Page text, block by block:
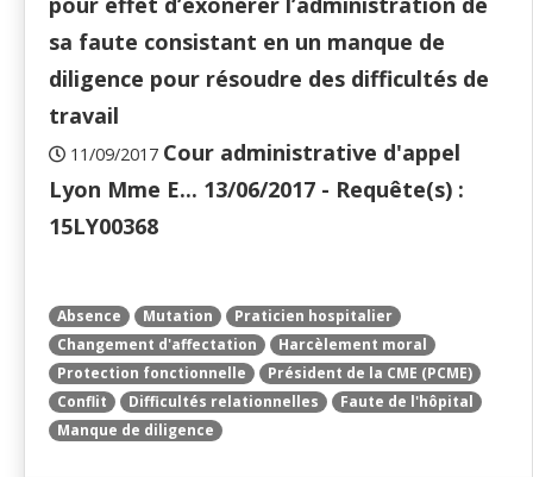
sa faute consistant en un manque de
diligence pour résoudre des difficultés de
travail
11/09/2017 Cour administrative d'appel
Lyon Mme E... 13/06/2017 - Requête(s) :
15LY00368
Absence Mutation
Praticien hospitalier
Changement d'affectation
Harcèlement moral
Protection fonctionnelle
Président de la CME (PCME)
Conflit
Difficultés relationnelles
Faute de l'hôpital
Manque de diligence